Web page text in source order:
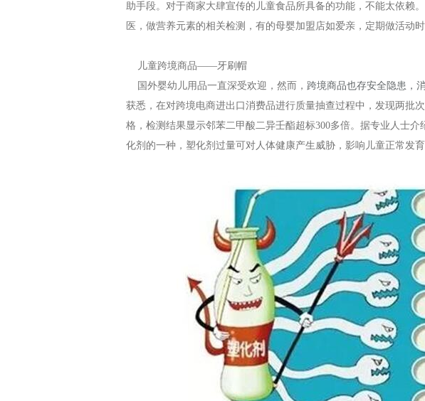
助手段。对于商家大肆宣传的儿童食品所具备的功能，不能太依赖
医，做营养元素的相关检测，有的母婴加盟店如爱亲，定期做活动
儿童跨境商品——牙刷帽
国外婴幼儿用品一直深受欢迎，然而， 跨境商品也存安全隐患，
获悉，在对跨境电商进出口消费品进行质量抽查过程中，发现两
格，检测结果显示邻苯二甲酸二异壬酯超标300多倍。据专业人士
化剂的一种，塑化剂过量可对人体健康产生威胁，影响儿童正常发育